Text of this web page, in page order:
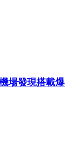
場發現搭載爆